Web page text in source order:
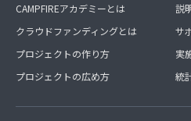
CAMPFIREアカデミーとは
クラウドファンディングとは
プロジェクトの作り方
プロジェクトの広め方
説
サ
実
統